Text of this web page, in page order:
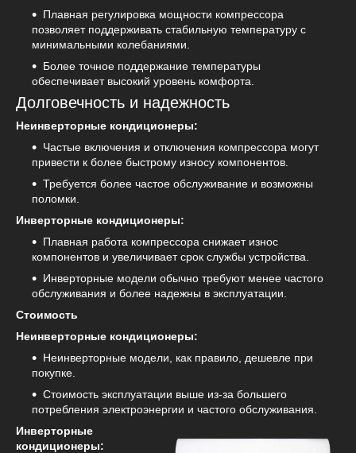
Плавная регулировка мощности компрессора
позволяет поддерживать стабильную температуру с
минимальными колебаниями.
Более точное поддержание температуры
обеспечивает высокий уровень комфорта.
Долговечность и надежность
Неинверторные кондиционеры:
Частые включения и отключения компрессора могут
привести к более быстрому износу компонентов.
Требуется более частое обслуживание и возможны
поломки.
Инверторные кондиционеры:
Плавная работа компрессора снижает износ
компонентов и увеличивает срок службы устройства.
Инверторные модели обычно требуют менее частого
обслуживания и более надежны в эксплуатации.
Стоимость
Неинверторные кондиционеры:
Неинверторные модели, как правило, дешевле при
покупке.
Стоимость эксплуатации выше из-за большего
потребления электроэнергии и частого обслуживания.
Инверторные
кондиционеры: